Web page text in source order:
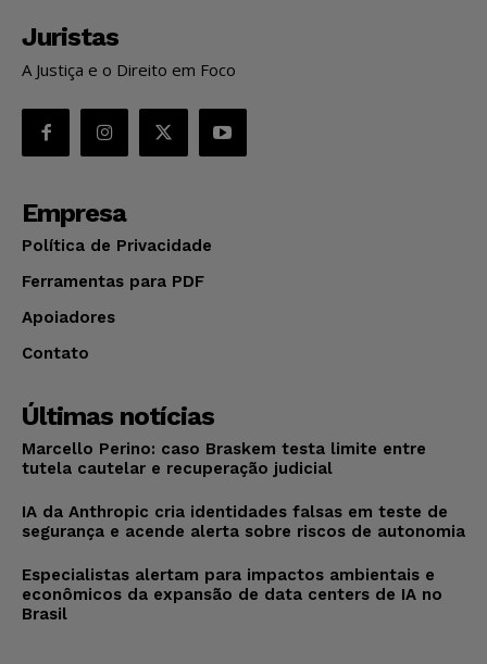
Juristas
A Justiça e o Direito em Foco
Empresa
Política de Privacidade
Ferramentas para PDF
Apoiadores
Contato
Últimas notícias
Marcello Perino: caso Braskem testa limite entre
tutela cautelar e recuperação judicial
IA da Anthropic cria identidades falsas em teste de
segurança e acende alerta sobre riscos de autonomia
Especialistas alertam para impactos ambientais e
econômicos da expansão de data centers de IA no
Brasil